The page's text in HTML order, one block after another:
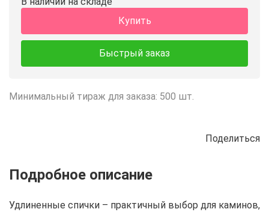
Купить
Быстрый заказ
Минимальный тираж для заказа: 500 шт.
Поделиться
Описание Отзывы Рецепты
Удлиненные спички – практичный выбор для каминов,